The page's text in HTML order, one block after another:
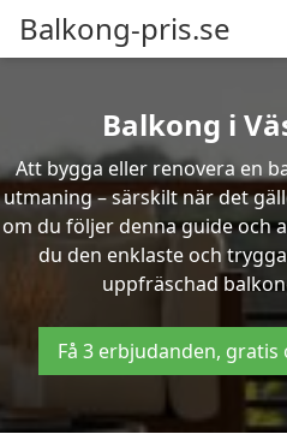
Balkong-pris.se
Balkong i
Att bygga eller renovera en
utmaning – särskilt när det
om du följer denna guide och
du den enklaste och
uppfräschad
Få 3 erbjudanden,